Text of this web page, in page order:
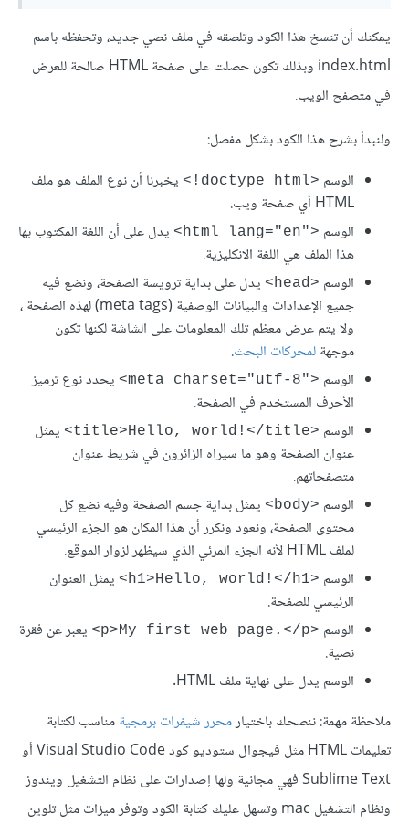
يمكنك أن تنسخ هذا الكود وتلصقه في ملف نصي جديد، وتحفظه باسم
index.html وبذلك تكون حصلت على صفحة HTML صالحة للعرض
في متصفح الويب.
ولنبدأ بشرح هذا الكود بشكل مفصل:
الوسم <doctype html!>
يخبرنا أن نوع الملف هو ملف
HTML أي صفحة ويب.
الوسم <"html lang="en>
يدل على أن اللغة المكتوب بها
هذا الملف هي اللغة الانكليزية.
الوسم <head>
يدل على بداية ترويسة الصفحة، ونضع فيه
جميع الإعدادات والبيانات الوصفية (meta tags) لهذه الصفحة ،
ولا يتم عرض معظم تلك المعلومات على الشاشة لكنها تكون
موجهةلمحركات البحث.
الوسم <"meta charset="utf-8>
يحدد نوع ترميز
الأحرف المستخدم في الصفحة.
الوسم <title>Hello, world!</title>
يمثل
عنوان الصفحة وهو ما سيراه الزائرون في شريط عنوان
متصفحاتهم.
الوسم <body>
يمثل بداية جسم الصفحة وفيه نضع كل
محتوى الصفحة، ونعود ونكرر أن هذا المكان هو الجزء الرئيسي
لملف HTML لأنه الجزء المرئي الذي سيظهر لزوار الموقع.
الوسم <h1>Hello, world!</h1>
يمثل العنوان
الرئيسي للصفحة.
الوسم <p>My first web page.</p>
يعبر عن فقرة
نصية.
الوسم يدل على نهاية ملف HTML.
ملاحظة مهمة: ننصحك باختيارمحرر شيفرات برمجيةمناسب لكتابة
تعليمات HTML مثل فيجوال ستوديو كود Visual Studio Code أو
Sublime Text فهي مجانية ولها إصدارات على نظام التشغيل ويندوز
ونظام التشغيل mac وتسهل عليك كتابة الكود وتوفر ميزات مثل تلوين